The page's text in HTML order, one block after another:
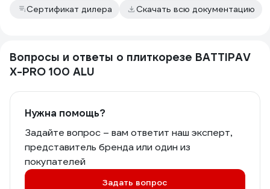
Сертификат дилера Скачать всю документацию
Вопросы и ответы о плиткорезе BATTIPAV
X-PRO 100 ALU
Нужна помощь?
Задайте вопрос – вам ответит наш эксперт,
представитель бренда или один из
покупателей
Задать вопрос